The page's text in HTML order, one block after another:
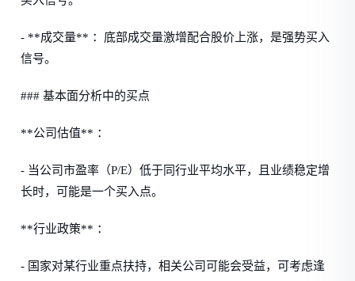
- **成交量** ：底部成交量激增配合股价上涨，是强势买入
信号。
### 基本面分析中的买点
**公司估值** ：
- 当公司市盈率（P/E）低于同行业平均水平，且业绩稳定增
长时，可能是一个买入点。
**行业政策** ：
- 国家对某行业重点扶持，相关公司可能会受益，可考虑逢